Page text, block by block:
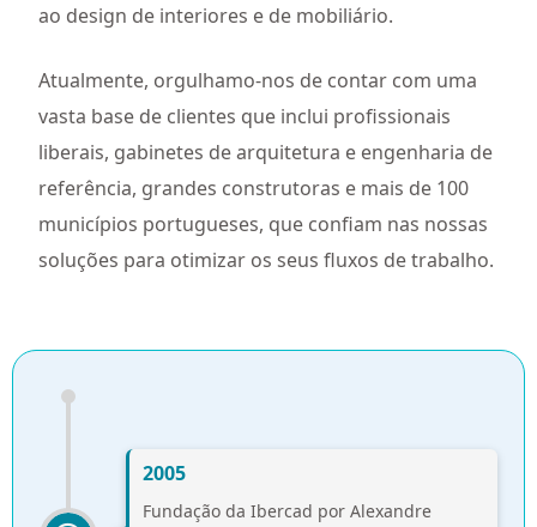
ao design de interiores e de mobiliário.
Atualmente, orgulhamo-nos de contar com uma
vasta base de clientes que inclui profissionais
liberais, gabinetes de arquitetura e engenharia de
referência, grandes construtoras e mais de 100
municípios portugueses, que confiam nas nossas
soluções para otimizar os seus fluxos de trabalho.
2005
Fundação da Ibercad por Alexandre